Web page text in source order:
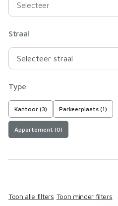
Straal
Type
Kantoor (3) Parkeerplaats (1)
Appartement (0)
Toon alle filters Toon minder filters